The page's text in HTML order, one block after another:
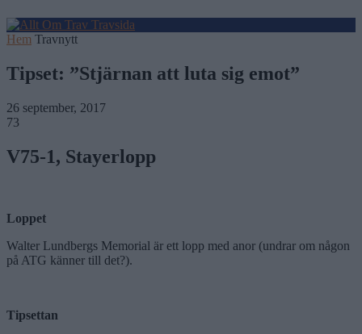
Hem Travnytt
Tipset: ”Stjärnan att luta sig emot”
26 september, 2017
73
V75-1, Stayerlopp
Loppet
Walter Lundbergs Memorial är ett lopp med anor (undrar om någon
på ATG känner till det?).
Tipsettan